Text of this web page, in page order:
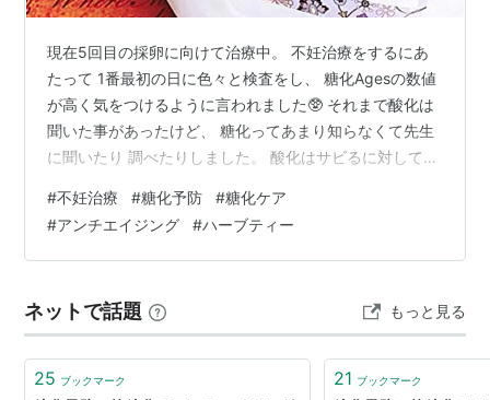
現在5回目の採卵に向けて治療中。 不妊治療をするにあ
たって 1番最初の日に色々と検査をし、 糖化Agesの数値
が高く気をつけるように言われました🥸 それまで酸化は
聞いた事があったけど、 糖化ってあまり知らなくて先生
に聞いたり 調べたりしました。 酸化はサビるに対して
とタンパク質が変性、劣化して老化物質を作るのだそ
う。 そう、要は老化を進行させ様々な病気(糖尿病や高血
圧、がん等)にも繋がるんだとか。 老化するという事は卵
でも注目されているみたいで、スキンケア用品でも糖化
対策のものがありますね…
#不妊治療 #糖化予防 #糖化ケア
#アンチエイジング #ハーブティー
ネットで話題 もっと見る
25 ブックマーク 21 ブックマーク